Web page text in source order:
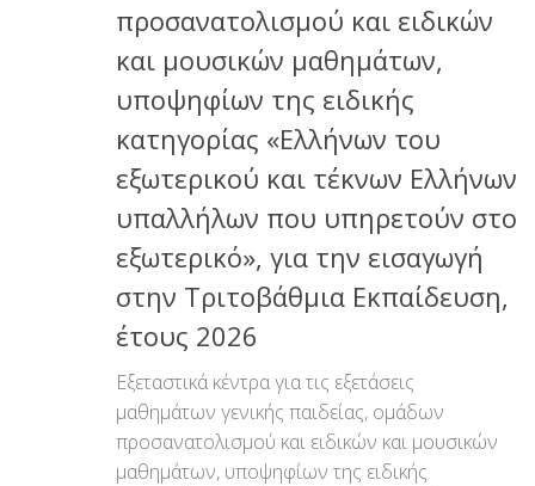
προσανατολισμού και ειδικών
και μουσικών μαθημάτων,
υποψηφίων της ειδικής
κατηγορίας «Ελλήνων του
εξωτερικού και τέκνων Ελλήνων
υπαλλήλων που υπηρετούν στο
εξωτερικό», για την εισαγωγή
στην Τριτοβάθμια Εκπαίδευση,
έτους 2026
Εξεταστικά κέντρα για τις εξετάσεις
μαθημάτων γενικής παιδείας, ομάδων
προσανατολισμού και ειδικών και μουσικών
μαθημάτων, υποψηφίων της ειδικής